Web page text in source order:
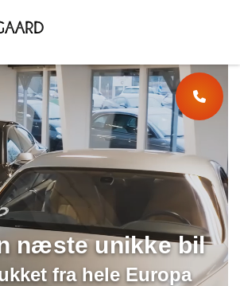
næste unikke bil
fra hele Europa